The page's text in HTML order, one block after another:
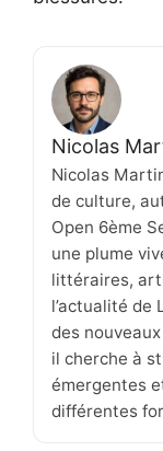
Nicolas
Nicolas
de culture,
Open 6ème
une plume
littéraires,
l’actualité de
des
il cherche à
émergentes
différentes